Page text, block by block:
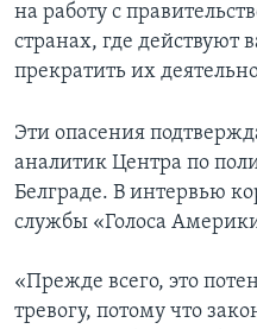
на работу с
странах, где действуют
прекратить их
Эти опасения
аналитик Центра по
Белграде. В интервью
службы «Голоса
«Прежде всего, это
тревогу, потому что